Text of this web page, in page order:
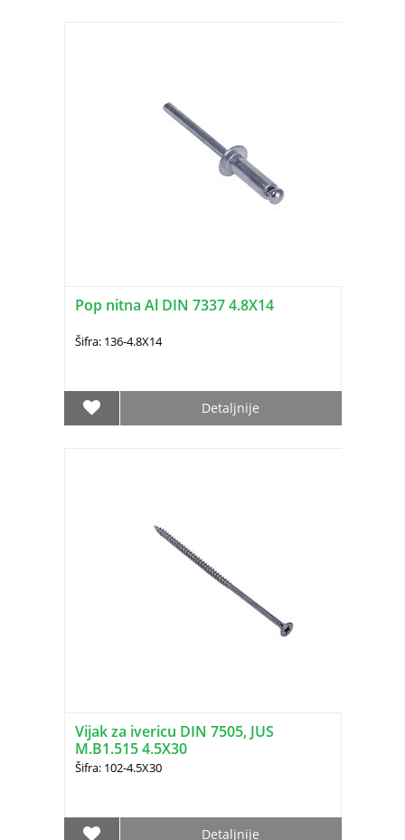
Pop nitna Al DIN 7337 4.8X14
Šifra: 136-4.8X14
Detaljnije
Vijak za ivericu DIN 7505, JUS
M.B1.515 4.5X30
Šifra: 102-4.5X30
Detaljnije